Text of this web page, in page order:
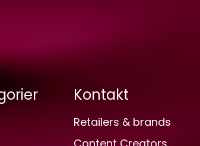
Kontakt
Retailers & brands